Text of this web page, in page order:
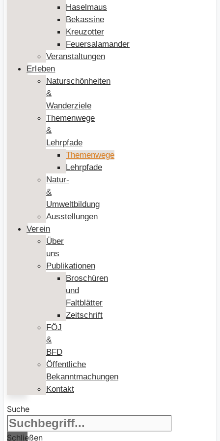
Haselmaus
Bekassine
Kreuzotter
Feuersalamander
Veranstaltungen
Erleben
Naturschönheiten
&
Wanderziele
Themenwege
&
Lehrpfade
Themenwege
Lehrpfade
Natur-
&
Umweltbildung
Ausstellungen
Verein
Über
uns
Publikationen
Broschüren
und
Faltblätter
Zeitschrift
FÖJ
&
BFD
Öffentliche
Bekanntmachungen
Kontakt
Suche
Schließen